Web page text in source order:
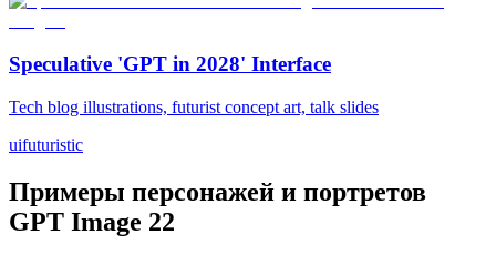
Speculative 'GPT in 2028' Interface
Tech blog illustrations, futurist concept art, talk slides
uifuturistic
Примеры персонажей и портретов
GPT Image 22